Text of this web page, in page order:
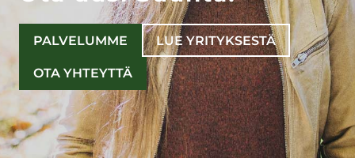
PALVELUMME LUE YRITYKSESTÄ
OTA YHTEYTTÄ